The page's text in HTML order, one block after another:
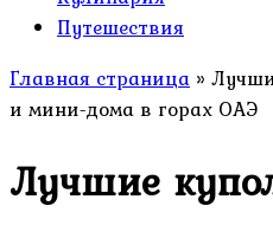
Путешествия
Главная страница »
и мини-дома в горах ОАЭ
Лучшие